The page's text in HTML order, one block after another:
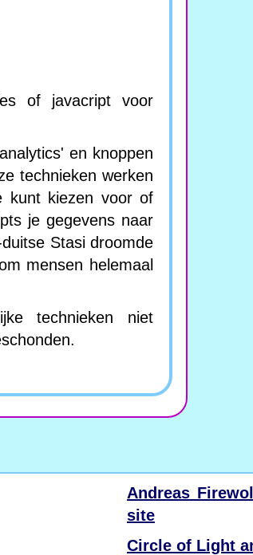
of javacript voor
en knoppen
technieken werken
kunt kiezen voor of
je gegevens naar
Stasi droomde
mensen helemaal
technieken niet
Andreas
site
Circle of Light